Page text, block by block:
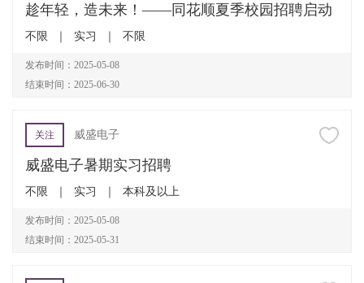
趁年轻，造未来！——同花顺夏季校园招聘启动
不限 实习 不限
发布时间：2025-05-08
结束时间：2025-06-30
关注 威盛电子
威盛电子暑期实习招聘
不限 实习 本科及以上
发布时间：2025-05-08
结束时间：2025-05-31